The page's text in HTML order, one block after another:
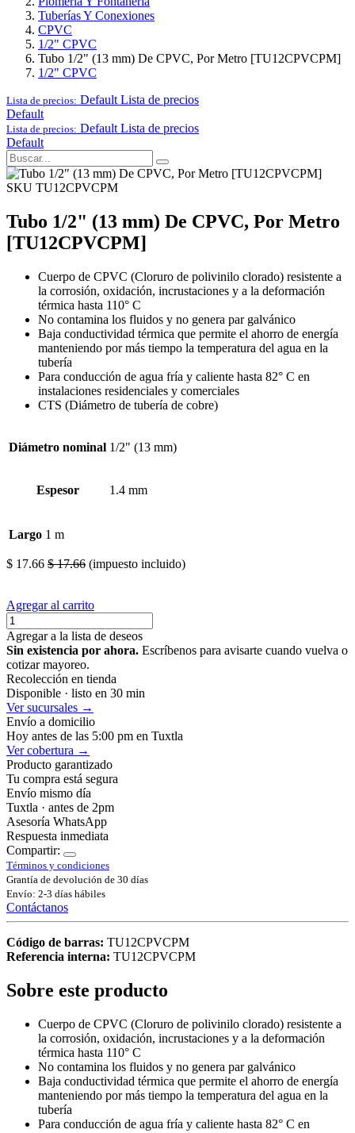
Tuberías Y Conexiones
CPVC
1/2" CPVC
Tubo 1/2" (13 mm) De CPVC, Por Metro [TU12CPVCPM]
1/2" CPVC
Lista de precios: Default Lista de precios
Default
Lista de precios: Default Lista de precios
Default
SKU TU12CPVCPM
Tubo 1/2" (13 mm) De CPVC, Por Metro
[TU12CPVCPM]
Cuerpo de CPVC (Cloruro de polivinilo clorado) resistente a
la corrosión, oxidación, incrustaciones y a la deformación
térmica hasta 110° C
No contamina los fluidos y no genera par galvánico
Baja conductividad térmica que permite el ahorro de energía
manteniendo por más tiempo la temperatura del agua en la
tubería
Para conducción de agua fría y caliente hasta 82° C en
instalaciones residenciales y comerciales
CTS (Diámetro de tubería de cobre)
Diámetro nominal 1/2" (13 mm)
Espesor 1.4 mm
Largo 1 m
$ 17.66 $17.66 (impuesto incluido)
Agregar al carrito
Agregar a la lista de deseos
Sin existencia por ahora. Escríbenos para avisarte cuando vuelva o
cotizar mayoreo.
Recolección en tienda
Disponible · listo en 30 min
Ver sucursales →
Envío a domicilio
Hoy antes de las 5:00 pm en Tuxtla
Ver cobertura →
Producto garantizado
Tu compra está segura
Envío mismo día
Tuxtla · antes de 2pm
Asesoría WhatsApp
Respuesta inmediata
Compartir:
Términos y condiciones
Grantía de devolución de 30 días
Envío: 2-3 días hábiles
Contáctanos
Código de barras: TU12CPVCPM
Referencia interna: TU12CPVCPM
Sobre este producto
Cuerpo de CPVC (Cloruro de polivinilo clorado) resistente a
la corrosión, oxidación, incrustaciones y a la deformación
térmica hasta 110° C
No contamina los fluidos y no genera par galvánico
Baja conductividad térmica que permite el ahorro de energía
manteniendo por más tiempo la temperatura del agua en la
tubería
Para conducción de agua fría y caliente hasta 82° C en